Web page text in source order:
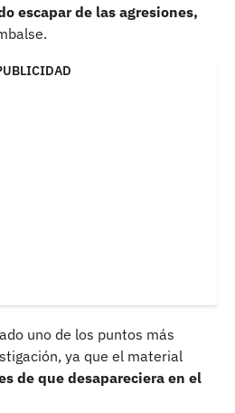
escapar de las agresiones,
uno de los puntos más
ya que el material
de que desapareciera en el